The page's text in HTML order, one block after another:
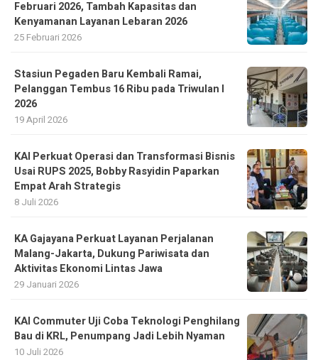
Februari 2026, Tambah Kapasitas dan
Kenyamanan Layanan Lebaran 2026
25 Februari 2026
Stasiun Pegaden Baru Kembali Ramai,
Pelanggan Tembus 16 Ribu pada Triwulan I
2026
19 April 2026
KAI Perkuat Operasi dan Transformasi Bisnis
Usai RUPS 2025, Bobby Rasyidin Paparkan
Empat Arah Strategis
8 Juli 2026
KA Gajayana Perkuat Layanan Perjalanan
Malang-Jakarta, Dukung Pariwisata dan
Aktivitas Ekonomi Lintas Jawa
29 Januari 2026
KAI Commuter Uji Coba Teknologi Penghilang
Bau di KRL, Penumpang Jadi Lebih Nyaman
10 Juli 2026